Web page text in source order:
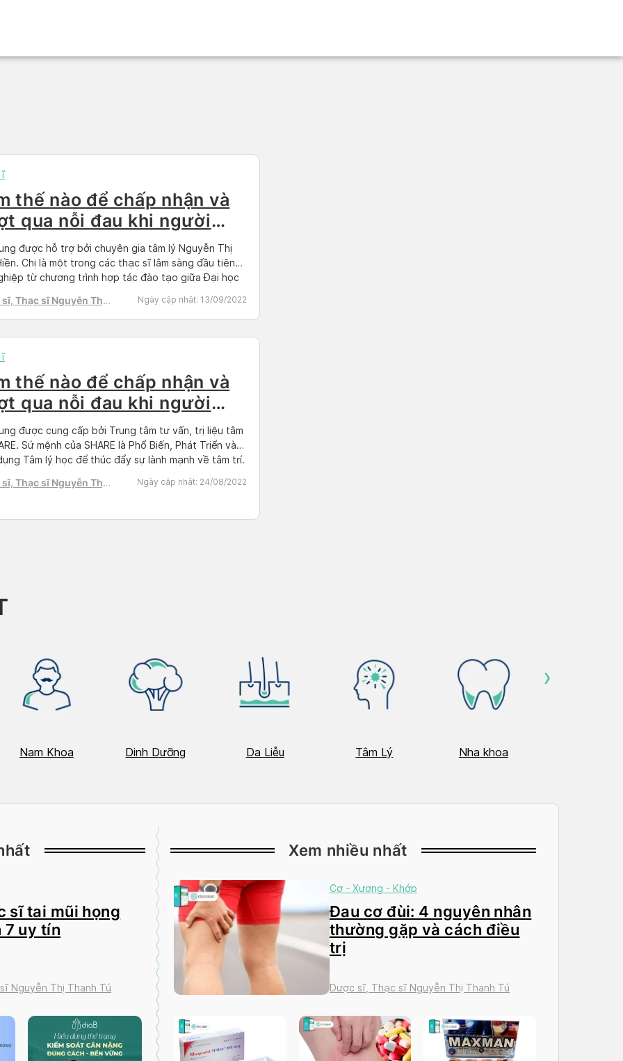
thế nào để chấp nhận và
qua nỗi đau khi người
yêu đột ngột qua đời?
1]
được hỗ trợ bởi chuyên gia tâm lý Nguyễn Thị
Chị là một trong các thạc sĩ lâm sàng đầu tiên
từ chương trình hợp tác đào tạo giữa Đại học
tư vấn tâm lý […]
Thạc sĩ Nguyễn Thị
Ngày cập nhật: 13/09/2022
thế nào để chấp nhận và
qua nỗi đau khi người
yêu đột ngột qua đời?
2]
được cung cấp bởi Trung tâm tư vấn, trị liệu tâm
Sứ mệnh của SHARE là Phổ Biến, Phát Triển và
Tâm lý học để thúc đẩy sự lành mạnh về tâm trí.
dài hàng […]
Thạc sĩ Nguyễn Thị
Ngày cập nhật: 24/08/2022
Nam Khoa Dinh Dưỡng Da Liễu Tâm Lý Nha khoa
›
sĩ tai mũi họng
7 uy tín
Nguyễn Thị Thanh Tú
Xem nhiều nhất
Cơ - Xương - Khớp
Đau cơ đùi: 4 nguyên nhân
thường gặp và cách điều
trị
Dược sĩ, Thạc sĩ Nguyễn Thị Thanh Tú